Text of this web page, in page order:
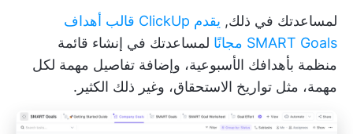
لمساعدتك في ذلك,
يقدم ClickUp قالب أهداف
SMART Goals مجانًا
لمساعدتك في إنشاء قائمة
منظمة بأهدافك الأسبوعية، وإضافة تفاصيل مهمة لكل
مهمة، مثل تواريخ الاستحقاق، وغير ذلك الكثير.